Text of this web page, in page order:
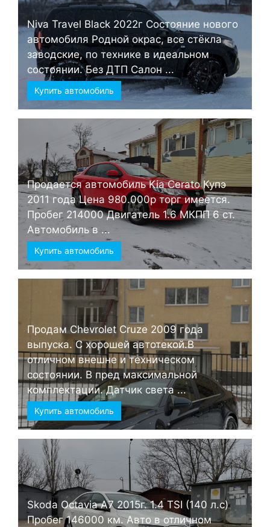
Niva Travel Black 2022г Состояние нового
автомобиля Родной окрас, все стёкла
заводские, по технике в идеальном
состоянии. Без ДТП Салон ...
Купить автомобиль
Продается автомобиль Kia Cerato Купэ
2011 года Цена 980.000р торг имеется.
Пробег 214000 Двигатель 1.6 МКПП 6 ст.
Автомобиль в ...
Купить автомобиль
Продам Chevrolet Cruze 2009 года
выпуска. С хорошей автотекой.В
отличном внешне и техническом
состоянии. В пред максимальной
комплектации. Датчик света ...
Купить автомобиль
Skoda Octavia А7 2015г. 1.4 TSI (140 л.с)
Пробег 146000 км. Авто в отличном